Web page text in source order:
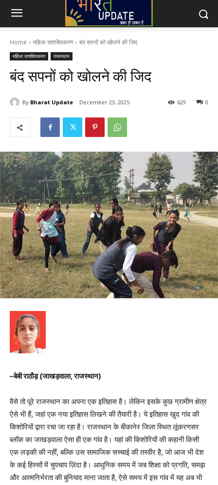
Home महिला सशक्तिकरण बंद सपनों को खोलने की जिद
महिला सशक्तिकरण राजस्थान
बंद सपनों को खोलने की जिद
By Bharat Update December 23, 2025 0
629
–बेबी राठौड़(जाखड़वाला,राजस्थान)
वैसे तो पूरे राजस्थान का अपना एक इतिहास है। लेकिन इसके कुछ ग्रामीण क्षेत्र
ऐसे भी हैं, जहां एक नया इतिहास लिखने की तैयारी है। ये इतिहास खुद गांव की
किशोरियों द्वारा रचा जा रहा है। राजस्थान के बीकानेर जिला स्थित लूंकरणसर
ब्लॉक का जाखड़वाला ऐसा ही एक गांव है। यहां की किशोरियों की कहानी किसी
एक लड़की की नहीं, बल्कि उस सामाजिक सच्चाई की तस्वीर है, जो आज भी देश
के कई हिस्सों में चुपचाप ज़िंदा है। आधुनिक समय में जब शिक्षा को प्रगति, समझ
और आत्मनिर्भरता की बुनियाद माना जाता है, ऐसे समय में इस गांव में यह अब भी